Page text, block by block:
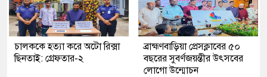
চালককে হত্যা করে অটো রিক্সা
ছিনতাই: গ্রেফতার-২
ব্রাহ্মণবাড়িয়া প্রেসক্লাবের ৫০
বছরের সুবর্ণজয়ন্তীর উৎসবের
লোগো উন্মোচন